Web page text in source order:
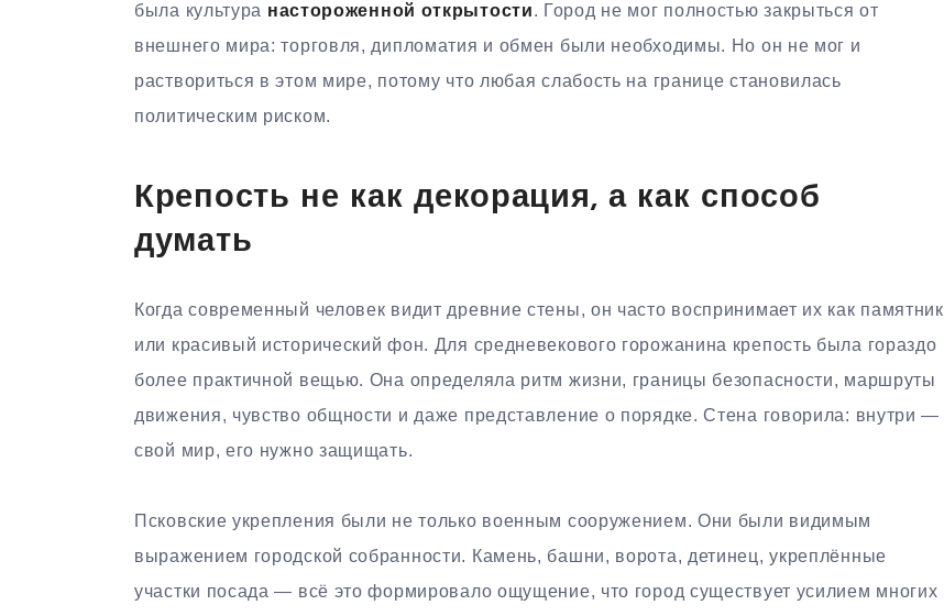
была культура настороженной открытости. Город не мог полностью закрыться от
внешнего мира: торговля, дипломатия и обмен были необходимы. Но он не мог и
раствориться в этом мире, потому что любая слабость на границе становилась
политическим риском.
Крепость не как декорация, а как способ
думать
Когда современный человек видит древние стены, он часто воспринимает их как памятник
или красивый исторический фон. Для средневекового горожанина крепость была гораздо
более практичной вещью. Она определяла ритм жизни, границы безопасности, маршруты
движения, чувство общности и даже представление о порядке. Стена говорила: внутри —
свой мир, его нужно защищать.
Псковские укрепления были не только военным сооружением. Они были видимым
выражением городской собранности. Камень, башни, ворота, детинец, укреплённые
участки посада — всё это формировало ощущение, что город существует усилием многих